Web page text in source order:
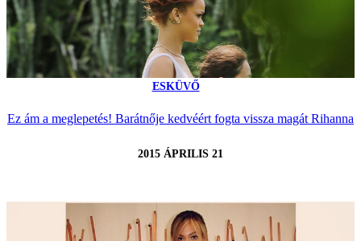
ESKÜVŐ
Ez ám a meglepetés! Barátnője kedvéért fogta vissza magát Rihanna
2015 ÁPRILIS 21